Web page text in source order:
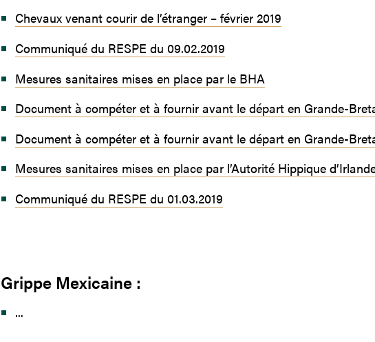
Chevaux venant courir de l’étranger – février 2019
Communiqué du RESPE du 09.02.2019
Mesures sanitaires mises en place par le BHA
Document à compéter et à fournir avant le départ en Grande-
Document à compéter et à fournir avant le départ en Grande-
Mesures sanitaires mises en place par l’Autorité Hippique
Communiqué du RESPE du 01.03.2019
Grippe Mexicaine :
...